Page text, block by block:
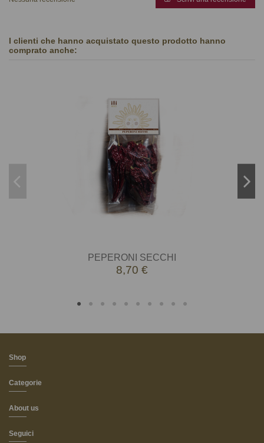
I clienti che hanno acquistato questo prodotto hanno
comprato anche:
PEPERONI SECCHI
8,70 €
Shop
Categorie
About us
Seguici